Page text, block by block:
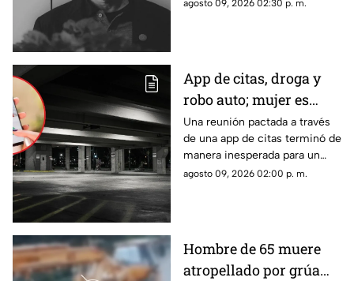
agosto 09, 2026 02:30 p. m.
App de citas, droga y
robo auto; mujer es
vinculada a proceso
por asalto tras
encuentro en hotel
Una reunión pactada a través
de una app de citas terminó de
manera inesperada para un
hombre, quien al recuperar el
agosto 09, 2026 02:00 p. m.
Hombre de 65 muere
atropellado por grúa